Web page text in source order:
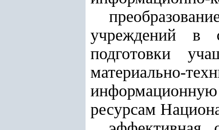
учреждений в
подготовки
материально-
ресурсам